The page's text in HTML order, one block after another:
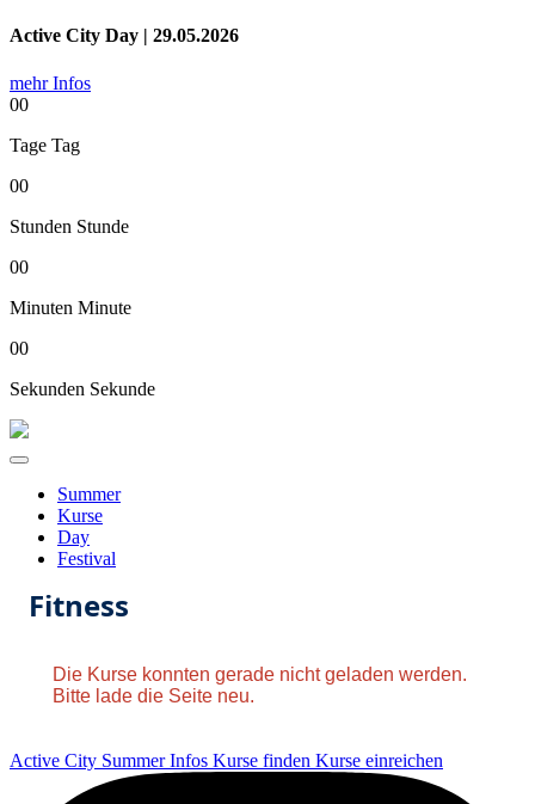
Active City Day | 29.05.2026
mehr Infos
00
Tage Tag
00
Stunden Stunde
00
Minuten Minute
00
Sekunden Sekunde
Summer
Kurse
Day
Festival
Fitness
Die Kurse konnten gerade nicht geladen werden.
Bitte lade die Seite neu.
Active City SummerInfos Kurse finden Kurse einreichen